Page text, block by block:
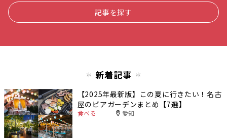
記事を探す
新着記事
【2025年最新版】この夏に行きたい！名古
屋のビアガーデンまとめ【7選】
食べる 愛知